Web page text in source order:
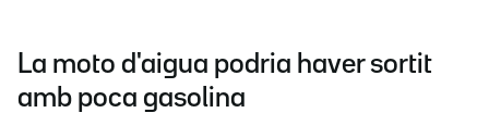
La moto d'aigua podria haver sortit
amb poca gasolina